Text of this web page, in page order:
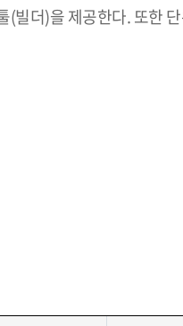
빌더)을 제공한다. 또한